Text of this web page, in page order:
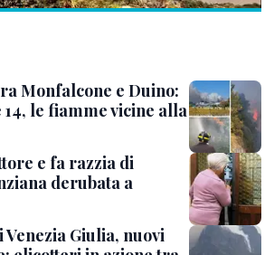
Monfalcone e Duino:
14, le fiamme vicine alla
e fa razzia di
derubata a
Giulia, nuovi